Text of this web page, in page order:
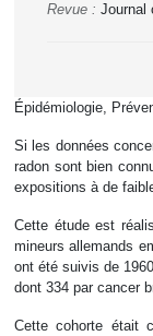
Revue : Journal
Épidémiologie,
Si les données
radon sont bien
expositions à de
Cette étude est
mineurs allemands
ont été suivis de
dont 334 par cancer
Cette cohorte était